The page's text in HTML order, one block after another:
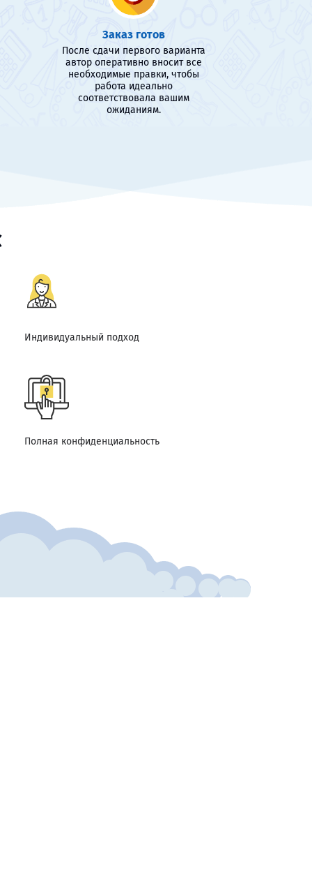
Заказ готов
После сдачи первого варианта
автор оперативно вносит все
необходимые правки, чтобы
работа идеально
соответствовала вашим
ожиданиям.
Индивидуальный подход
Полная конфиденциальность